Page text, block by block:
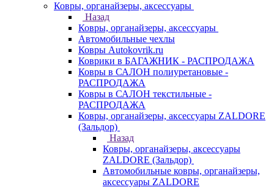
Ковры, органайзеры, аксессуары
Назад
Ковры, органайзеры, аксессуары
Автомобильные чехлы
Ковры Autokovrik.ru
Коврики в БАГАЖНИК - РАСПРОДАЖА
Ковры в САЛОН полиуретановые -
РАСПРОДАЖА
Ковры в САЛОН текстильные -
РАСПРОДАЖА
Ковры, органайзеры, аксессуары ZALDORE
(Зальдор)
Назад
Ковры, органайзеры, аксессуары
ZALDORE (Зальдор)
Автомобильные ковры, органайзеры,
аксессуары ZALDORE